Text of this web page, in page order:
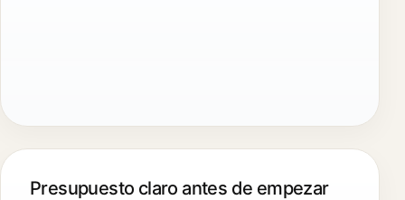
Presupuesto claro antes de empezar